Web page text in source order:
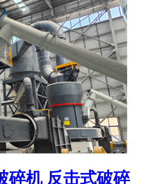
碎机 反击式破碎